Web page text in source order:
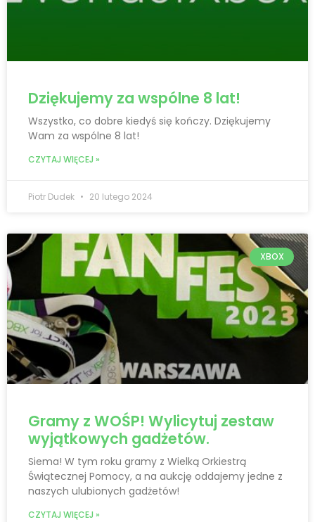
Dziękujemy za wspólne 8 lat!
Wszystko, co dobre kiedyś się kończy. Dziękujemy
Wam za wspólne 8 lat!
CZYTAJ WIĘCEJ »
Piotr Dudek 20 lutego 2024
XBOX
Gramy z WOŚP! Wylicytuj zestaw
wyjątkowych gadżetów.
Siema! W tym roku gramy z Wielką Orkiestrą
Świątecznej Pomocy, a na aukcję oddajemy jedne z
naszych ulubionych gadżetów!
CZYTAJ WIĘCEJ »